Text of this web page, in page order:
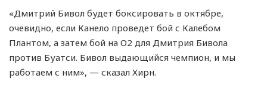
«Дмитрий Бивол будет боксировать в октябре,
очевидно, если Канело проведет бой с Калебом
Плантом, а затем бой на О2 для Дмитрия Бивола
против Буатси. Бивол выдающийся чемпион, и мы
работаем с ним», — сказал Хирн.